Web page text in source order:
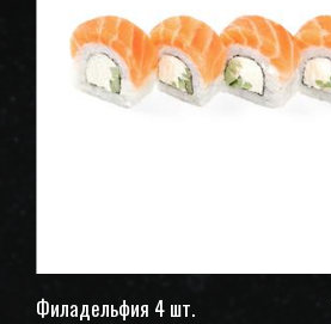
Филадельфия 4 шт.